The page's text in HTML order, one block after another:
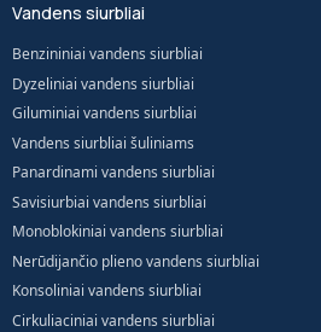
Vandens siurbliai
Benzininiai vandens siurbliai
Dyzeliniai vandens siurbliai
Giluminiai vandens siurbliai
Vandens siurbliai šuliniams
Panardinami vandens siurbliai
Savisiurbiai vandens siurbliai
Monoblokiniai vandens siurbliai
Nerūdijančio plieno vandens siurbliai
Konsoliniai vandens siurbliai
Cirkuliaciniai vandens siurbliai